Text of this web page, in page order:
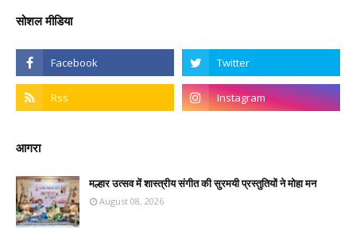
सोशल मीडिया
आगरा
मल्हार उत्सव में शास्त्रीय संगीत की सुरमयी प्रस्तुतियों ने मोहा मन
August 08, 2026